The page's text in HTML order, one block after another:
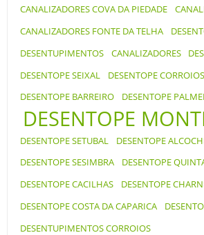
CANALIZADORES COVA DA PIEDADE
CANALIZADORES FONTE DA TELHA
DESENTUPIMENTOS
CANALIZADORES
DESENTOPE SEIXAL
DESENTOPE CORROIOS
DESENTOPE BARREIRO
DESENTOPE
DESENTOPE
DESENTOPE SETUBAL DESENTOPE
DESENTOPE SESIMBRA
DESENTOPE
DESENTOPE CACILHAS
DESENTOPE
DESENTOPE COSTA DA CAPARICA
DESENTUPIMENTOS CORROIOS